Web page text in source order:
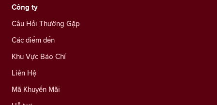
Công ty
Câu Hỏi Thường Gặp
Các điểm đến
Khu Vực Báo Chí
Liên Hệ
Mã Khuyến Mãi